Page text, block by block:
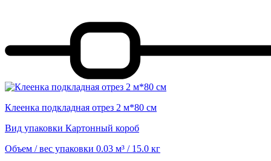
Клеенка подкладная отрез 2 м*80 см
Вид упаковки Картонный короб
Объем / вес упаковки 0.03 м³ / 15.0 кг